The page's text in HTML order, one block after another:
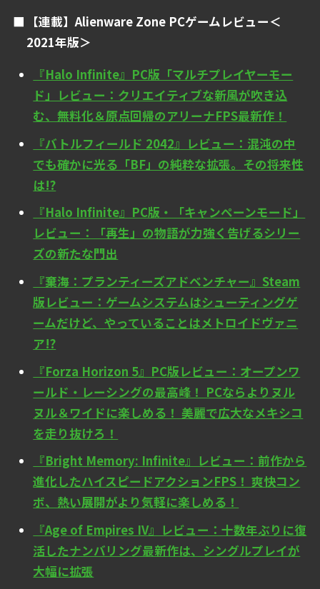
【連載】Alienware Zone PCゲームレビュー＜
2021年版＞
『Halo Infinite』PC版「マルチプレイヤーモー
ド」レビュー：クリエイティブな新風が吹き込
む、無料化＆原点回帰のアリーナFPS最新作！
『バトルフィールド 2042』レビュー：混沌の中
でも確かに光る「BF」の純粋な拡張。その将来性
は!?
『Halo Infinite』PC版・「キャンペーンモード」
レビュー：「再生」の物語が力強く告げるシリー
ズの新たな門出
『棄海：プランティーズアドベンチャー』Steam
版レビュー：ゲームシステムはシューティングゲ
ームだけど、やっていることはメトロイドヴァニ
ア!?
『Forza Horizon 5』PC版レビュー：オープンワ
ールド・レーシングの最高峰！ PCならよりヌル
ヌル＆ワイドに楽しめる！ 美麗で広大なメキシコ
を走り抜けろ！
『Bright Memory: Infinite』レビュー：前作から
進化したハイスピードアクションFPS！ 爽快コン
ボ、熱い展開がより気軽に楽しめる！
『Age of Empires IV』レビュー：十数年ぶりに復
活したナンバリング最新作は、シングルプレイが
大幅に拡張